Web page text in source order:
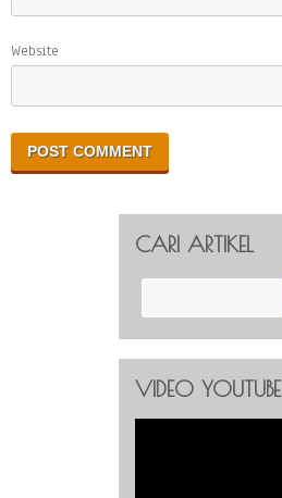
Website
CARI ARTIKEL
VIDEO YOUTUBE